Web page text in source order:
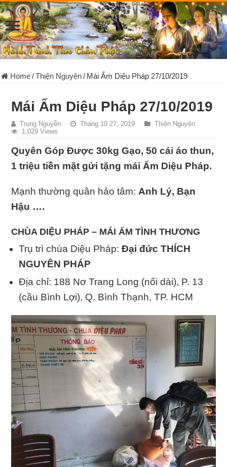
Home/Thiện Nguyện/ Mái Ấm Diệu Pháp 27/10/2019
Mái Ấm Diệu Pháp 27/10/2019
Trung Nguyễn Tháng 10 27, 2019
Thiện Nguyện
1,029 Views
Quyên Góp Được 30kg Gạo, 50 cái áo thun,
1 triệu tiền mặt gửi tặng mái Ấm Diệu Pháp.
Mạnh thường quân hảo tâm: Anh Lý, Bạn
Hậu ….
CHÙA DIỆU PHÁP – MÁI ẤM TÌNH THƯƠNG
Trụ trì chùa Diệu Pháp:Đại đức THÍCH
NGUYÊN PHÁP
Địa chỉ: 188 Nơ Trang Long (nối dài), P. 13
(cầu Bình Lợi), Q. Bình Thạnh, TP. HCM